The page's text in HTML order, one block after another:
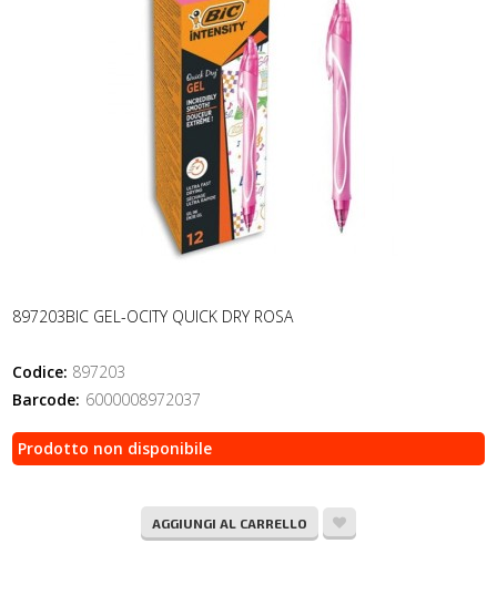
897203BIC GEL-OCITY QUICK DRY ROSA
Codice: 897203
Barcode: 6000008972037
Prodotto non disponibile
AGGIUNGI AL CARRELLO